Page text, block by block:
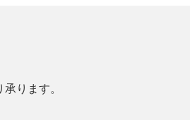
ります。